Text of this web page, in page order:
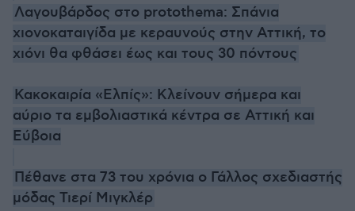
Λαγουβάρδος στο protothema: Σπάνια
χιονοκαταιγίδα με κεραυνούς στην Αττική, το
χιόνι θα φθάσει έως και τους 30 πόντους
Κακοκαιρία «Ελπίς»: Κλείνουν σήμερα και
αύριο τα εμβολιαστικά κέντρα σε Αττική και
Εύβοια
Πέθανε στα 73 του χρόνια ο Γάλλος σχεδιαστής
μόδας Τιερί Μιγκλέρ